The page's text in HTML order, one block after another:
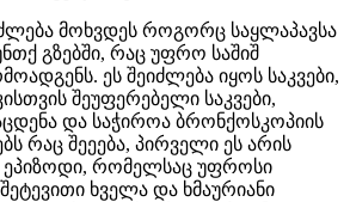
მოხვდეს როგორც საყლაპავსა
გზებში, რაც უფრო საშიშ
ეს შეიძლება იყოს საკვები,
შეუფერებელი საკვები,
და საჭიროა ბრონქოსკოპიის
რაც შეეება, პირველი ეს არის
ეპიზოდი, რომელსაც უფროსი
ხველა და ხმაურიანი